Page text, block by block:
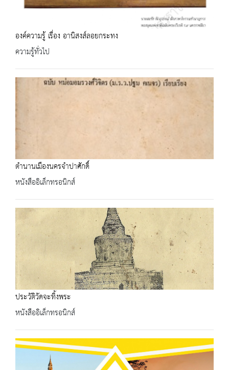
องค์ความรู้ เรื่อง อานิสงส์ลอยกระทง
ความรู้ทั่วไป
ตำนานเมืองนครจำปาศักดิ์
หนังสืออิเล็กทรอนิกส์
ประวัติวัดจะทิ้งพระ
หนังสืออิเล็กทรอนิกส์